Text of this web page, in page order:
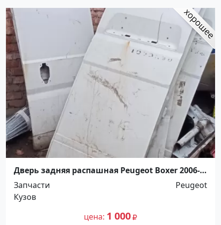
Дверь задняя распашная Peugeot Boxer 2006-
2010 правая, левая Краснодар
Запчасти
Peugeot
Кузов
цена 1 000